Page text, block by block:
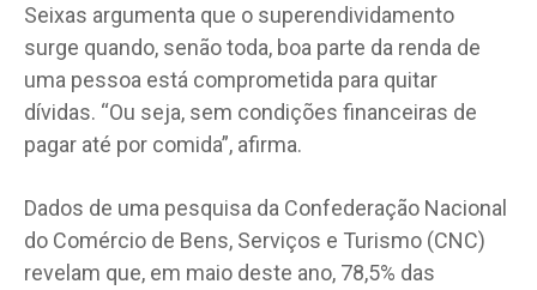
Seixas argumenta que o superendividamento
surge quando, senão toda, boa parte da renda de
uma pessoa está comprometida para quitar
dívidas. “Ou seja, sem condições financeiras de
pagar até por comida”, afirma.
Dados de uma pesquisa da Confederação Nacional
do Comércio de Bens, Serviços e Turismo (CNC)
revelam que, em maio deste ano, 78,5% das